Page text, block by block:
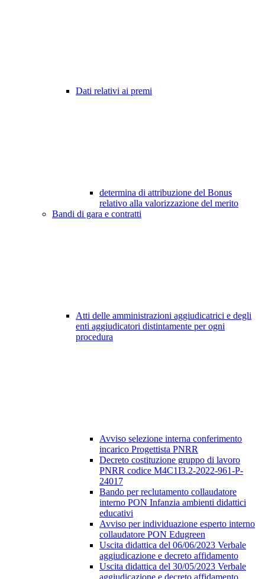
Dati relativi ai premi
determina di attribuzione del Bonus
relativo alla valorizzazione del merito
Bandi di gara e contratti
Atti delle amministrazioni aggiudicatrici e degli
enti aggiudicatori distintamente per ogni
procedura
Avviso selezione interna conferimento
incarico Progettista PNRR
Decreto costituzione gruppo di lavoro
PNRR codice M4C1I3.2-2022-961-P-
24017
Bando per reclutamento collaudatore
interno PON Infanzia ambienti didattici
educativi
Avviso per individuazione esperto interno
collaudatore PON Edugreen
Uscita didattica del 06/06/2023 Verbale
aggiudicazione e decreto affidamento
Uscita didattica del 30/05/2023 Verbale